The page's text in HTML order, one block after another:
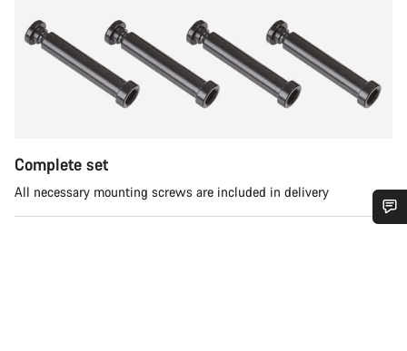
Complete set
All necessary mounting screws are included in delivery